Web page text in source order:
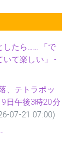
したら…… 「で
いて楽しい」 -
、テトラポッ
日午後3時20分
07-21 07:00)